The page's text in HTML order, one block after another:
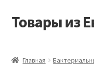
Перейти
Перейти
Товары из
Главная